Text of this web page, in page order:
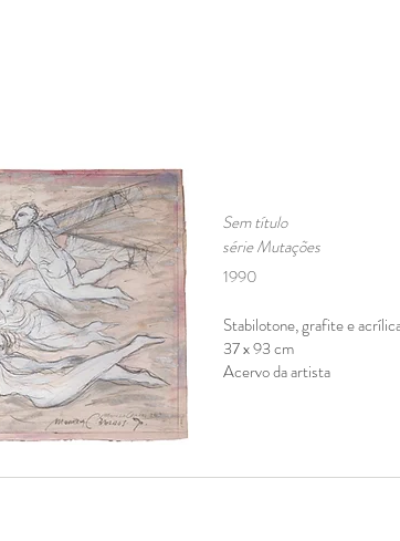
Sem título
série Mutações
1990
Stabilotone, grafite e
37 x 93 cm
Acervo da artista